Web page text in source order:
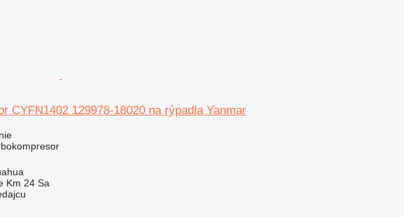
CYFN1402 129978-18020 na rýpadla Yanmar
Km 24 Sa